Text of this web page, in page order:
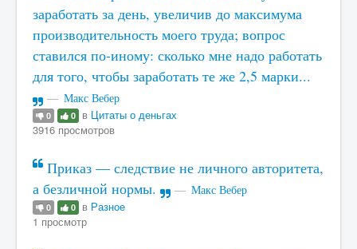
заработать за день, увеличив до максимума
производительность моего труда; вопрос
ставился по-иному: сколько мне надо работать
для того, чтобы заработать те же 2,5 марки...
Макс Вебер
0 0 в Цитаты о деньгах
3916 просмотров
Приказ — следствие не личного авторитета,
а безличной нормы.
Макс Вебер
0 0 в Разное
1 просмотр